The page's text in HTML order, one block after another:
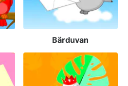
Bärduvan